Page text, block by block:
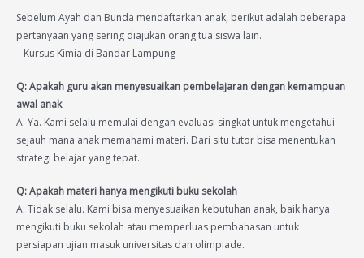
Sebelum Ayah dan Bunda mendaftarkan anak, berikut adalah beberapa
pertanyaan yang sering diajukan orang tua siswa lain.
– Kursus Kimia di Bandar Lampung
Q: Apakah guru akan menyesuaikan pembelajaran dengan kemampuan
awal anak
A: Ya. Kami selalu memulai dengan evaluasi singkat untuk mengetahui
sejauh mana anak memahami materi. Dari situ tutor bisa menentukan
strategi belajar yang tepat.
Q: Apakah materi hanya mengikuti buku sekolah
A: Tidak selalu. Kami bisa menyesuaikan kebutuhan anak, baik hanya
mengikuti buku sekolah atau memperluas pembahasan untuk
persiapan ujian masuk universitas dan olimpiade.